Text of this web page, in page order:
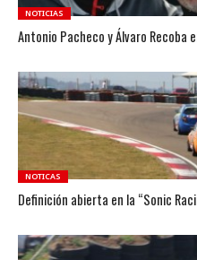
NOTICIAS
Antonio Pacheco y Álvaro Recoba
NOTICAS
Definición abierta en la “Sonic